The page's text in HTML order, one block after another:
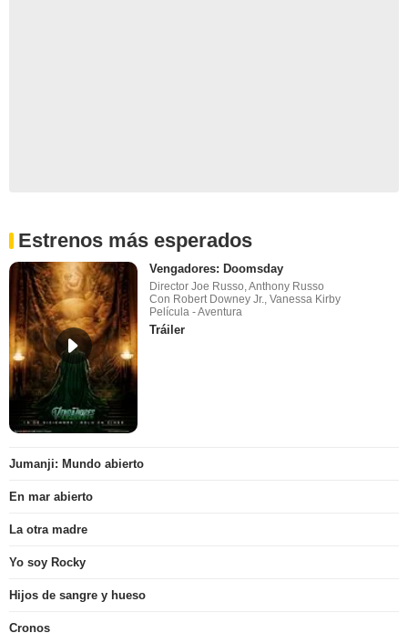
Estrenos más esperados
Vengadores: Doomsday
Director Joe Russo, Anthony Russo
Con Robert Downey Jr., Vanessa Kirby
Película - Aventura
Tráiler
Jumanji: Mundo abierto
En mar abierto
La otra madre
Yo soy Rocky
Hijos de sangre y hueso
Cronos